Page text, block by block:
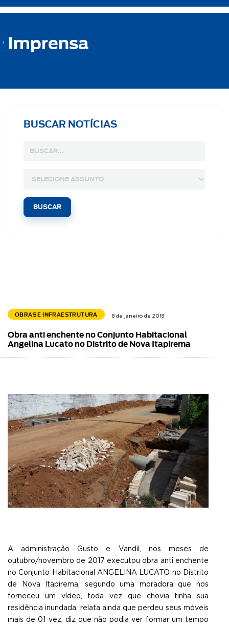
Imprensa
BUSCAR NOTÍCIAS
OBRAS E INFRAESTRUTURA 8 de janeiro de 2018
Obra anti enchente no Conjunto Habitacional
Angelina Lucato no Distrito de Nova Itapirema
A administração Gusto e Vandil, nos meses de
outubro/novembro de 2017 executou obra anti enchente
no Conjunto Habitacional ANGELINA LUCATO no Distrito
de Nova Itapirema, segundo uma moradora que nos
forneceu um vídeo, toda vez que chovia tinha sua
residência inundada, relata ainda que perdeu seus móveis
mais de 01 vez, diz que não podia ver formar um tempo